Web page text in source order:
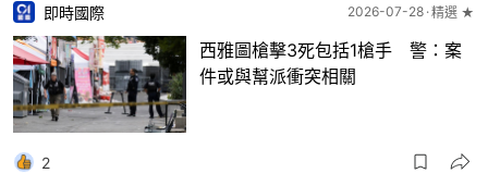
即時國際 2026-07-28 精選 ★
西雅圖槍擊3死包括1槍手 警：案
件或與幫派衝突相關
2